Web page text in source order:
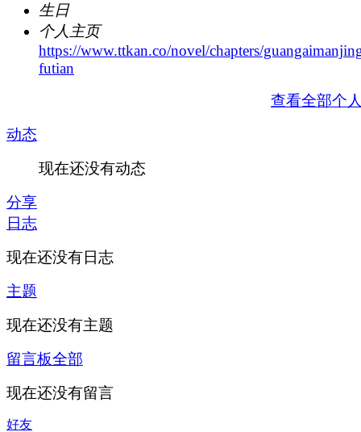
生日
个人主页
https://www.ttkan.co/novel/chapters/
futian
查看全部个
动态
现在还没有动态
分享
日志
现在还没有日志
主题
现在还没有主题
留言板全部
现在还没有留言
好友